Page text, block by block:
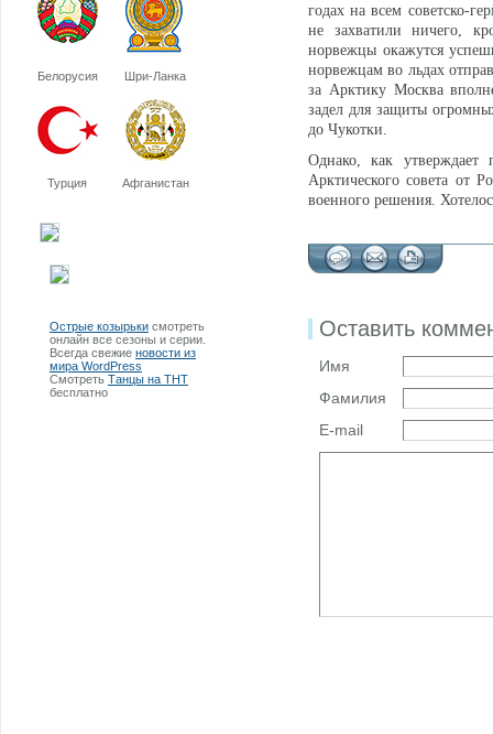
Белорусия Шри-Ланка
Турция Афганистан
Острые козырьки смотреть
онлайн все сезоны и серии.
Всегда свежие новости из
мира WordPress
Смотреть Танцы на ТНТ
бесплатно
годах на всем советско-
не захватили ничего,
норвежцы окажутся
норвежцам во льдах
за Арктику Москва
задел для защиты
до Чукотки.
Однако, как
Арктического совета от
военного решения.
Оставить
Имя
Фамилия
E-mail